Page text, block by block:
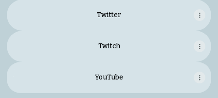
Twitter
Twitch
YouTube